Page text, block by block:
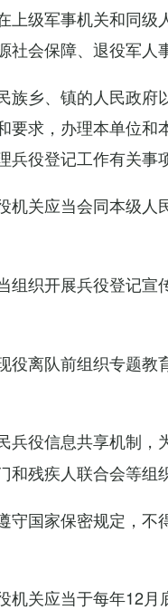
上级军事机关和同
会保障、退役军人
族乡、镇的人民政
要求，办理本单位
役登记工作有关事
机关应当会同本级
组织开展兵役登记
役离队前组织专题
兵役信息共享机制
残疾人联合会等组
守国家保密规定，
机关应当于每年12